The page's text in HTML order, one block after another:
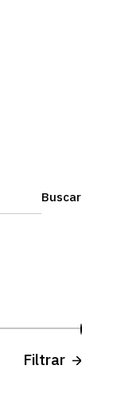
Buscar
Filtrar